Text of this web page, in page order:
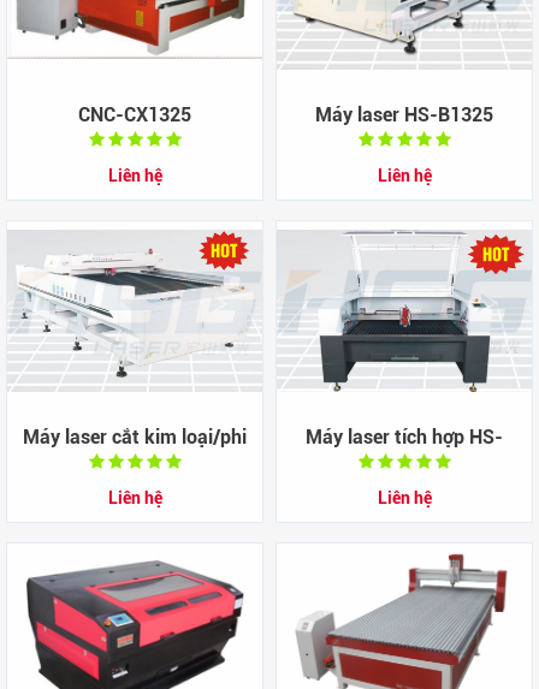
CNC-CX1325
Liên hệ
Máy laser HS-B1325
Liên hệ
Máy laser cắt kim loại/phi
kim HS-Z1325M
Liên hệ
Máy laser tích hợp HS-
Z1390M
Liên hệ